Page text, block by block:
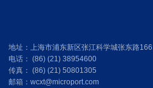
地址：上海市浦东新区张江科学城张东路
电话： (86) (21) 38954600
传真： (86) (21) 50801305
邮箱：wcxt@microport.com